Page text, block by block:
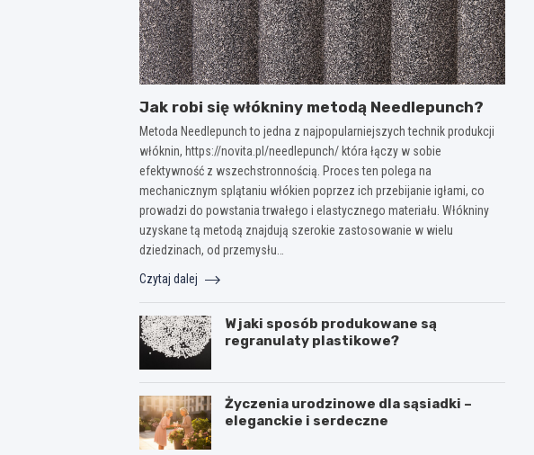
Jak robi się włókniny metodą Needlepunch?
Metoda Needlepunch to jedna z najpopularniejszych technik produkcji
włóknin, https://novita.pl/needlepunch/ która łączy w sobie
efektywność z wszechstronnością. Proces ten polega na
mechanicznym splątaniu włókien poprzez ich przebijanie igłami, co
prowadzi do powstania trwałego i elastycznego materiału. Włókniny
uzyskane tą metodą znajdują szerokie zastosowanie w wielu
dziedzinach, od przemysłu…
Czytaj dalej
W jaki sposób produkowane są
regranulaty plastikowe?
Życzenia urodzinowe dla sąsiadki –
eleganckie i serdeczne